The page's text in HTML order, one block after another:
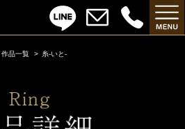
作品一覧 糸-いと-